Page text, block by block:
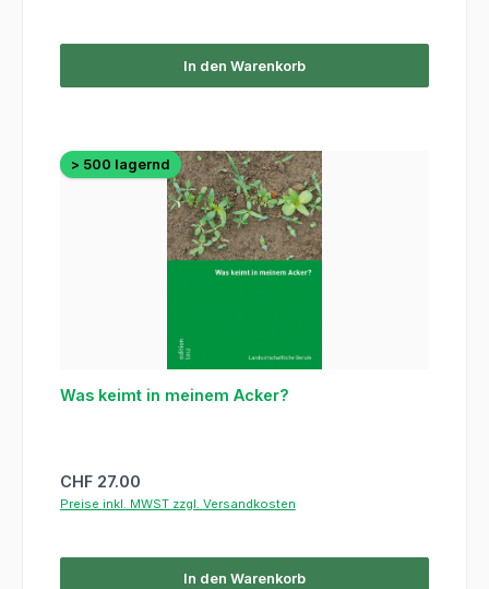
In den Warenkorb
> 500 lagernd
Was keimt in meinem Acker?
Regulärer Preis:
CHF 27.00
Preise inkl. MWST zzgl. Versandkosten
In den Warenkorb